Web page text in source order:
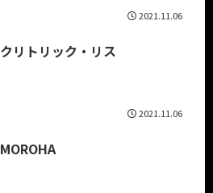
2021.11.06
クリトリック・リス
2021.11.06
MOROHA